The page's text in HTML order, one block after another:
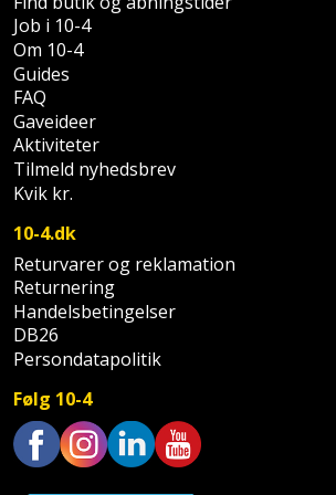
Sternbeklædning
Tag
og
tagplader
Terrassebrædder
Terrasseopklodsning
Tråd
til
byggeri
Træ
Vinduer
Palleløfter
Polsøger
Profilsaks
Reb
og
snor
Renseservietter
og
wipes
Sækkelukker
Saks
Industristøvsuger
Kantfræser
Kantlimer
Kantlimertilbehør
Kap-
og
geringssav
Kerneboremaskine
Klippeværktøj
Kombokit
Højbede
Højtaler
Hylder
Jagt
og
fritid
Jul
Kaffe
Klæbesøm
Køkkenudstyr
Job i 10-4
Om 10-4
Guides
FAQ
Gaveideer
Aktiviteter
Tilmeld nyhedsbrev
Kvik kr.
10-4.dk
Returvarer og reklamation
Returnering
Handelsbetingelser
DB26
Persondatapolitik
Følg 10-4